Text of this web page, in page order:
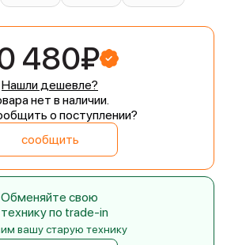
480₽
Нашли дешевле?
нет в наличии.
о поступлении?
сообщить
Обменяйте свою
технику по trade-in
вашу старую технику